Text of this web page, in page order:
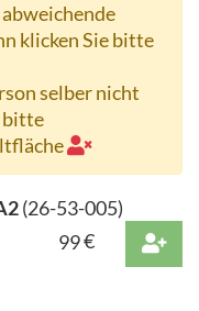
klicken Sie bitte
selber nicht
bitte
(26-53-005)
99€